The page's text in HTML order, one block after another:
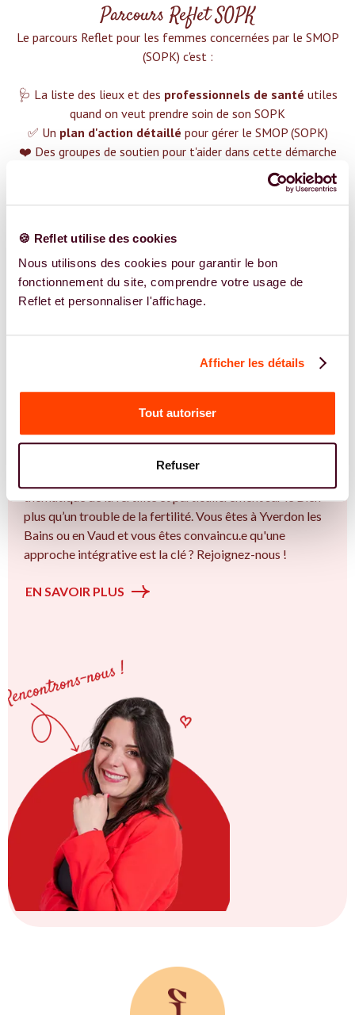
🍪 Reflet utilise des cookies
Nous utilisons des cookies pour garantir le bon
fonctionnement du site, comprendre votre usage de
Reflet et personnaliser l'affichage.
Afficher les détails
Tout autoriser
Refuser
Parcours Reflet SOPK
Le parcours Reflet pour les femmes concernées par le SMOP
(SOPK) c'est :‍
🩺 La liste des lieux et des professionnels de santé utiles
quand on veut prendre soin de son SOPK
✅ Un plan d'action détaillé pour gérer le SMOP (SOPK)
❤️ Des groupes de soutien pour t'aider dans cette démarche
😉 Du contenu avec tout ce que tu dois savoir sur
le SMOP
Plus de 400 femmes déjà accompagnées !
Vous êtes Ostéopathe expert.e.s en SMOP
(SOPK) ?
Vous êtes Ostéopathe spécialiste dans dans
thématique de la fertilité et particulièrement sur le Bien
plus qu’un trouble de la fertilité. Vous êtes à Yverdon les
Bains ou en Vaud et vous êtes convaincu.e qu'une
approche intégrative est la clé ? Rejoignez-nous !
EN SAVOIR PLUS